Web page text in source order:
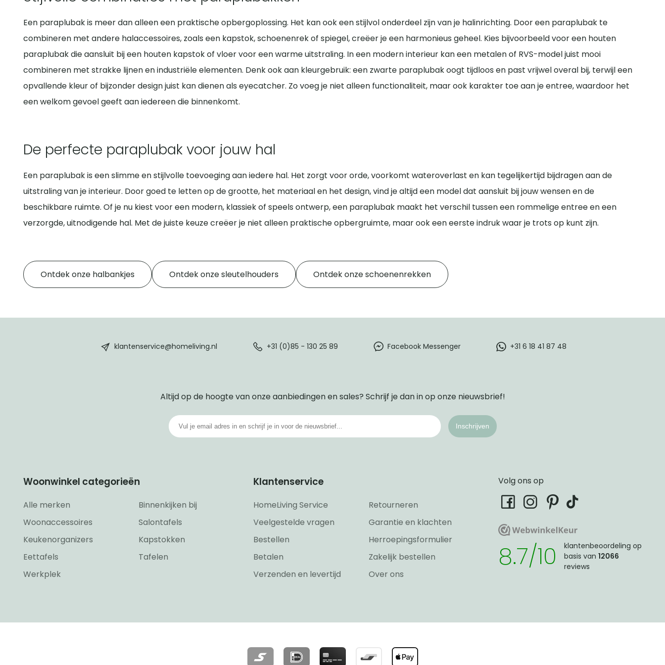
opvouwbare modellen. Controleer daarnaast of de bak een ingebouwde opvangschaal heeft, zodat er geen water op de vloer druppelt. Door de juiste maat te
kiezen, zorg je voor een nette en functionele oplossing die precies aansluit bij jouw situatie.
Een paraplubak is meer dan alleen een praktische opbergoplossing. Het kan ook een stijlvol onderdeel zijn van je halinrichting. Door een paraplubak te
combineren met andere halaccessoires, zoals een kapstok, schoenenrek of spiegel, creëer je een harmonieus geheel. Kies bijvoorbeeld voor een houten
paraplubak die aansluit bij een houten kapstok of vloer voor een warme uitstraling. In een modern interieur kan een metalen of RVS-model juist mooi
combineren met strakke lijnen en industriële elementen. Denk ook aan kleurgebruik: een zwarte paraplubak oogt tijdloos en past vrijwel overal bij, terwijl een
opvallende kleur of bijzonder design juist kan dienen als eyecatcher. Zo voeg je niet alleen functionaliteit, maar ook karakter toe aan je entree, waardoor het
een welkom gevoel geeft aan iedereen die binnenkomt.
De perfecte paraplubak voor jouw hal
Een paraplubak is een slimme en stijlvolle toevoeging aan iedere hal. Het zorgt voor orde, voorkomt wateroverlast en kan tegelijkertijd bijdragen aan de
uitstraling van je interieur. Door goed te letten op de grootte, het materiaal en het design, vind je altijd een model dat aansluit bij jouw wensen en de
beschikbare ruimte. Of je nu kiest voor een modern, klassiek of speels ontwerp, een paraplubak maakt het verschil tussen een rommelige entree en een
verzorgde, uitnodigende hal. Met de juiste keuze creëer je niet alleen praktische opbergruimte, maar ook een eerste indruk waar je trots op kunt zijn.
Ontdek onze halbankjes Ontdek onze sleutelhouders Ontdek onze schoenenrekken
klantenservice@homeliving.nl +31 (0)85 - 130 25 89 Facebook Messenger +31 6 18 41 87 48
Altijd op de hoogte van onze aanbiedingen en sales? Schrijf je dan in op onze nieuwsbrief!
Inschrijven
Woonwinkel categorieën
Alle merken
Binnenkijken bij
Woonaccessoires
Salontafels
Keukenorganizers
Kapstokken
Eettafels
Tafelen
Werkplek
Klantenservice
HomeLiving Service
Retourneren
Veelgestelde vragen
Garantie en klachten
Bestellen
Herroepingsformulier
Betalen
Zakelijk bestellen
Verzenden en levertijd
Over ons
Volg ons op
facebookinstagram
pinterest
tiktok
WebwinkelKeur
WebwinkelKeur
8.7/10
klantenbeoordeling op
basis van 12066
reviews